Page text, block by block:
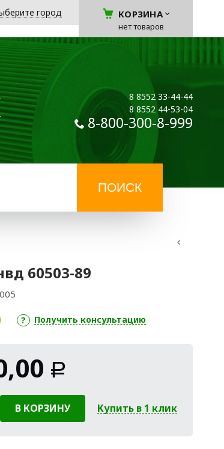
город КОРЗИНА
нет товаров
8 8552 33-44-44
8 8552 44-53-04
8-800-300-8-999
60503-89
Получить консультацию
Р
В КОРЗИНУ Купить в 1 клик